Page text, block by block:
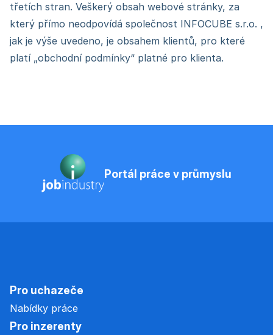
třetích stran. Veškerý obsah webové stránky, za
který přímo neodpovídá společnost INFOCUBE s.r.o. ,
jak je výše uvedeno, je obsahem klientů, pro které
platí „obchodní podmínky“ platné pro klienta.
Portál práce v průmyslu
Pro uchazeče
Nabídky práce
Pro inzerenty